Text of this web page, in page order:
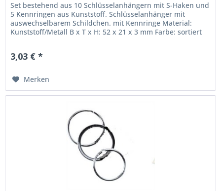
Set bestehend aus 10 Schlüsselanhängern mit S-Haken und
5 Kennringen aus Kunststoff. Schlüsselanhänger mit
auswechselbarem Schildchen. mit Kennringe Material:
Kunststoff/Metall B x T x H: 52 x 21 x 3 mm Farbe: sortiert
3,03 € *
Merken